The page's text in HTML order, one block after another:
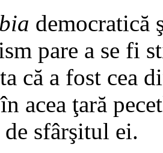
democratică
pare a se fi
că a fost cea
acea ţară
sfârşitul ei.